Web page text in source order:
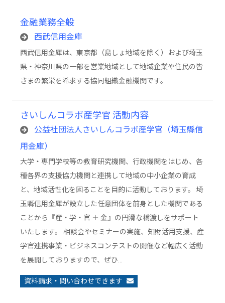
金融業務全般
西武信用金庫
西武信用金庫は、東京都（島しょ地域を除く）および埼玉
県・神奈川県の一部を営業地域として地域企業や住民の皆
さまの繁栄を希求する協同組織金融機関です。
さいしんコラボ産学官 活動内容
公益社団法人さいしんコラボ産学官（埼玉縣信
用金庫）
大学・専門学校等の教育研究機関、行政機関をはじめ、各
種各界の支援協力機関と連携して地域の中小企業の育成
と、地域活性化を図ることを目的に活動しております。 埼
玉縣信用金庫が設立した任意団体を前身とした機関である
ことから『産・学・官 ＋ 金』の円滑な橋渡しをサポート
いたします。 相談会やセミナーの実施、知財活用支援、産
学官連携事業・ビジネスコンテストの開催など幅広く活動
を展開しておりますので、ぜひ…
資料請求・問い合わせできます